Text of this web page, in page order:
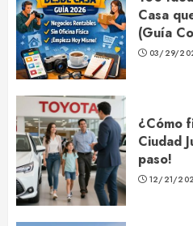
Casa
(Guía
03/29/
¿Cómo
Ciudad
paso!
12/21/